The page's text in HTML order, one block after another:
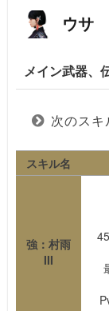
ウサ
メイン武器、
次のスキ
スキル名
強：村雨
III